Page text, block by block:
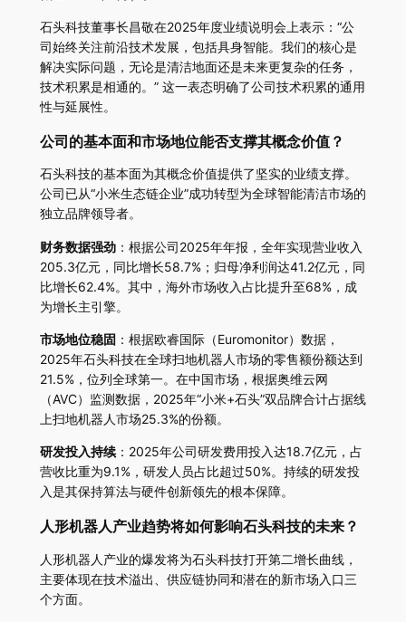
石头科技董事长昌敬在2025年度业绩说明会上表示：“公
司始终关注前沿技术发展，包括具身智能。我们的核心是
解决实际问题，无论是清洁地面还是未来更复杂的任务，
技术积累是相通的。” 这一表态明确了公司技术积累的通用
性与延展性。
公司的基本面和市场地位能否支撑其概念价值？
石头科技的基本面为其概念价值提供了坚实的业绩支撑。
公司已从“小米生态链企业”成功转型为全球智能清洁市场的
独立品牌领导者。
财务数据强劲：根据公司2025年年报，全年实现营业收入
205.3亿元，同比增长58.7%；归母净利润达41.2亿元，同
比增长62.4%。其中，海外市场收入占比提升至68%，成
为增长主引擎。
市场地位稳固 ：根据欧睿国际（Euromonitor）数据，
2025年石头科技在全球扫地机器人市场的零售额份额达到
21.5%，位列全球第一。在中国市场，根据奥维云网
（AVC）监测数据，2025年“小米+石头”双品牌合计占据线
上扫地机器人市场25.3%的份额。
研发投入持续：2025年公司研发费用投入达18.7亿元，占
营收比重为9.1%，研发人员占比超过50%。持续的研发投
入是其保持算法与硬件创新领先的根本保障。
人形机器人产业趋势将如何影响石头科技的未来？
人形机器人产业的爆发将为石头科技打开第二增长曲线，
主要体现在技术溢出、供应链协同和潜在的新市场入口三
个方面。